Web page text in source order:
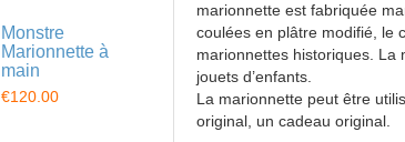
marionnette est fabriquée
coulées en plâtre modifié, le
marionnettes historiques. La
jouets d’enfants.
La marionnette peut être
original, un cadeau original.
Monstre
Marionnette à
main
€120.00